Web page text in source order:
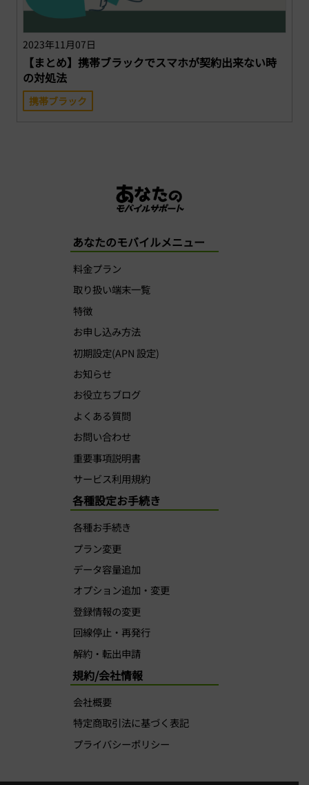
2023年11月07日
【まとめ】携帯ブラックでスマホが契約出来ない時
の対処法
携帯ブラック
あなたのモバイルメニュー
料金プラン
取り扱い端末一覧
特徴
お申し込み方法
初期設定(APN 設定)
お知らせ
お役立ちブログ
よくある質問
お問い合わせ
重要事項説明書
サービス利用規約
各種設定お手続き
各種お手続き
プラン変更
データ容量追加
オプション追加・変更
登録情報の変更
回線停止・再発行
解約・転出申請
規約/会社情報
会社概要
特定商取引法に基づく表記
プライバシーポリシー